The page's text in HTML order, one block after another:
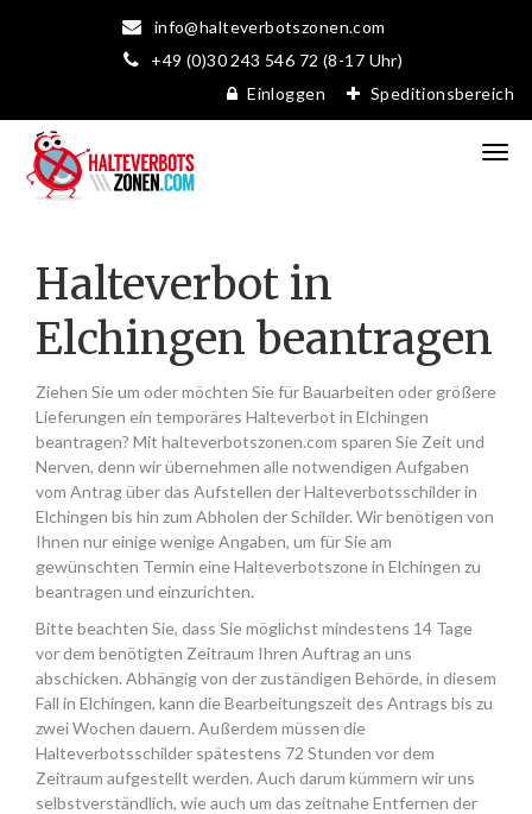
info@halteverbotszonen.com
+49 (0)30 243 546 72 (8-17 Uhr)
Einloggen
Speditionsbereich
Halteverbot in
Elchingen beantragen
Ziehen Sie um oder möchten Sie für Bauarbeiten oder größere
Lieferungen ein temporäres Halteverbot in Elchingen
beantragen? Mit halteverbotszonen.com sparen Sie Zeit und
Nerven, denn wir übernehmen alle notwendigen Aufgaben
vom Antrag über das Aufstellen der Halteverbotsschilder in
Elchingen bis hin zum Abholen der Schilder. Wir benötigen von
Ihnen nur einige wenige Angaben, um für Sie am
gewünschten Termin eine Halteverbotszone in Elchingen zu
beantragen und einzurichten.
Bitte beachten Sie, dass Sie möglichst mindestens 14 Tage
vor dem benötigten Zeitraum Ihren Auftrag an uns
abschicken. Abhängig von der zuständigen Behörde, in diesem
Fall in Elchingen, kann die Bearbeitungszeit des Antrags bis zu
zwei Wochen dauern. Außerdem müssen die
Halteverbotsschilder spätestens 72 Stunden vor dem
Zeitraum aufgestellt werden. Auch darum kümmern wir uns
selbstverständlich, wie auch um das zeitnahe Entfernen der